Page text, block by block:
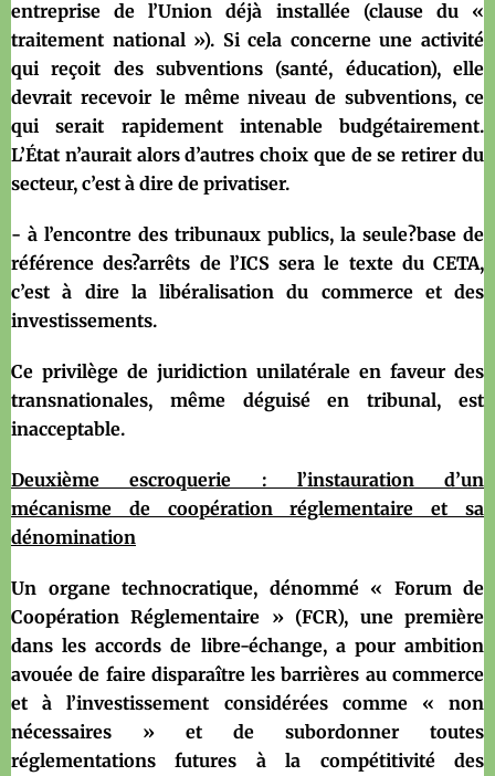
entreprise de l’Union déjà installée (clause du «
traitement national »). Si cela concerne une activité
qui reçoit des subventions (santé, éducation), elle
devrait recevoir le même niveau de subventions, ce
qui serait rapidement intenable budgétairement.
L’État n’aurait alors d’autres choix que de se retirer du
secteur, c’est à dire de privatiser.
- à l’encontre des tribunaux publics, la seule?base de
référence des?arrêts de l’ICS sera le texte du CETA,
c’est à dire la libéralisation du commerce et des
investissements.
Ce privilège de juridiction unilatérale en faveur des
transnationales, même déguisé en tribunal, est
inacceptable.
Deuxième escroquerie : l’instauration d’un
mécanisme de coopération réglementaire et sa
dénomination
Un organe technocratique, dénommé « Forum de
Coopération Réglementaire » (FCR), une première
dans les accords de libre-échange, a pour ambition
avouée de faire disparaître les barrières au commerce
et à l’investissement considérées comme « non
nécessaires » et de subordonner toutes
réglementations futures à la compétitivité des